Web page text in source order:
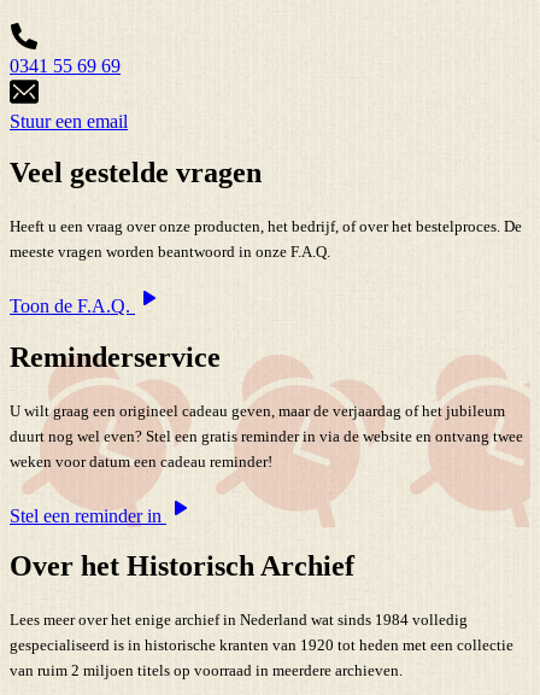
0341 55 69 69
Stuur een email
Veel gestelde vragen
Heeft u een vraag over onze producten, het bedrijf, of over het bestelproces. De
meeste vragen worden beantwoord in onze F.A.Q.
Toon de F.A.Q.
Reminderservice
U wilt graag een origineel cadeau geven, maar de verjaardag of het jubileum
duurt nog wel even? Stel een gratis reminder in via de website en ontvang twee
weken voor datum een cadeau reminder!
Stel een reminder in
Over het Historisch Archief
Lees meer over het enige archief in Nederland wat sinds 1984 volledig
gespecialiseerd is in historische kranten van 1920 tot heden met een collectie
van ruim 2 miljoen titels op voorraad in meerdere archieven.